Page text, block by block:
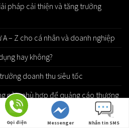
pháp cải thiện và tăng trưởng
– Z cho cá nhân và doanh nghiệp
hay không?
doanh thu siêu tốc
nào phù hợp để quảng cáo thương
Gọi điện Messenger Nhắn tin SMS